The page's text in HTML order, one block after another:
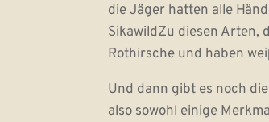
die Jäger hatten alle
SikawildZu diesen Arten,
Rothirsche und haben
Und dann gibt es noch
also sowohl einige